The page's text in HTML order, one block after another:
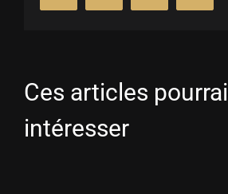
Ces articles
intéresser